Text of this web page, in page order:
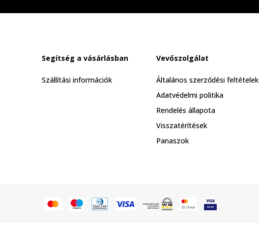
Segítség a vásárlásban
Szállítási információk
Vevőszolgálat
Általános szerződési feltételek
Adatvédelmi politika
Rendelés állapota
Visszatérítések
Panaszok